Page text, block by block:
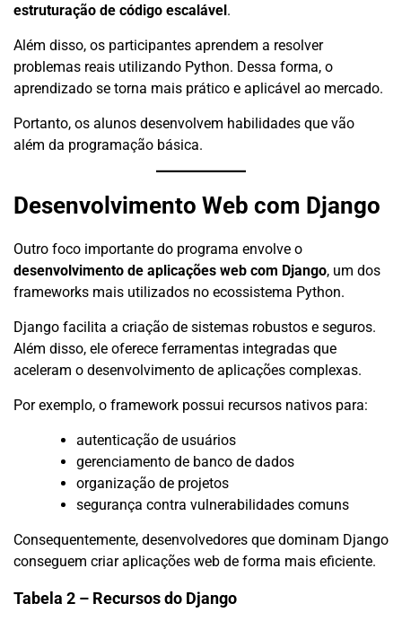
estruturação de código escalável.
Além disso, os participantes aprendem a resolver
problemas reais utilizando Python. Dessa forma, o
aprendizado se torna mais prático e aplicável ao mercado.
Portanto, os alunos desenvolvem habilidades que vão
além da programação básica.
Desenvolvimento Web com Django
Outro foco importante do programa envolve o
desenvolvimento de aplicações web com Django, um dos
frameworks mais utilizados no ecossistema Python.
Django facilita a criação de sistemas robustos e seguros.
Além disso, ele oferece ferramentas integradas que
aceleram o desenvolvimento de aplicações complexas.
Por exemplo, o framework possui recursos nativos para:
autenticação de usuários
gerenciamento de banco de dados
organização de projetos
segurança contra vulnerabilidades comuns
Consequentemente, desenvolvedores que dominam Django
conseguem criar aplicações web de forma mais eficiente.
Tabela 2 – Recursos do Django